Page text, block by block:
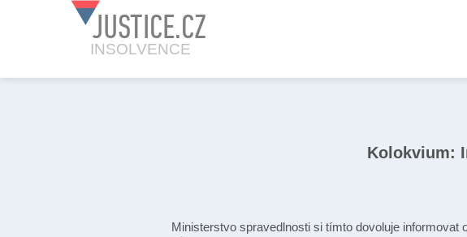
JUSTICE.CZ
INSOLVENCE
Kolokvium:
Ministerstvo spravedlnosti si tímto dovoluje